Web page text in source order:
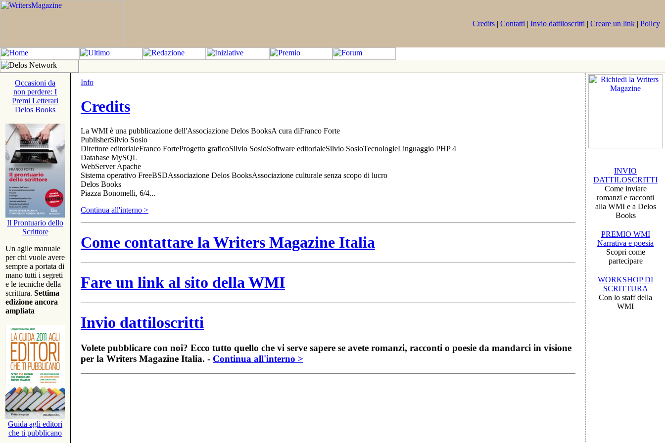
Credits | Contatti | Invio dattiloscritti | Creare un link | Policy
Occasioni da
non perdere: I
Premi Letterari
Delos Books
Il Prontuario dello
Scrittore
Un agile manuale
per chi vuole avere
sempre a portata di
mano tutti i segreti
e le tecniche della
scrittura. Settima
edizione ancora
ampliata
Guida agli editori
che ti pubblicano
Info
Credits
La WMI è una pubblicazione dell'Associazione Delos BooksA cura diFranco Forte
PublisherSilvio Sosio
Direttore editorialeFranco ForteProgetto graficoSilvio SosioSoftware editorialeSilvio SosioTecnologieLinguaggio PHP 4
Database MySQL
WebServer Apache
Sistema operativo FreeBSDAssociazione Delos BooksAssociazione culturale senza scopo di lucro
Delos Books
Piazza Bonomelli, 6/4...
Continua all'interno >
Come contattare la Writers Magazine Italia
Fare un link al sito della WMI
Invio dattiloscritti
Volete pubblicare con noi? Ecco tutto quello che vi serve sapere se avete romanzi, racconti o poesie da mandarci in visione
per la Writers Magazine Italia. - Continua all'interno >
INVIO
DATTILOSCRITTI
Come inviare
romanzi e racconti
alla WMI e a Delos
Books
PREMIO WMI
Narrativa e poesia
Scopri come
partecipare
WORKSHOP DI
SCRITTURA
Con lo staff della
WMI